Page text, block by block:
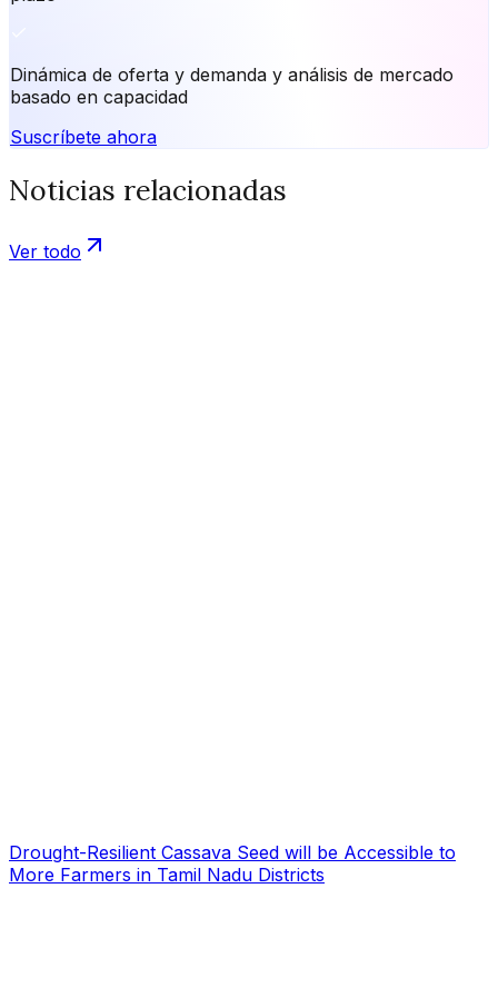
Dinámica de oferta y demanda y análisis de mercado
basado en capacidad
Suscríbete ahora
Noticias relacionadas
Ver todo
Drought-Resilient Cassava Seed will be Accessible to
More Farmers in Tamil Nadu Districts